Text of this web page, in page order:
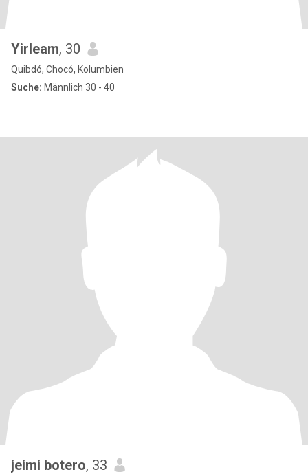
Yirleam, 30
Quibdó, Chocó, Kolumbien
Suche: Männlich 30 - 40
jeimi botero, 33